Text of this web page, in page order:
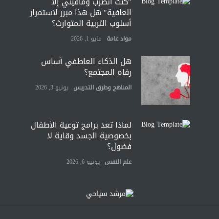
العافية" هل هذا مبرر لاستمرار
أسلوب التربية المتوارث؟
مواد عامة مايو 1, 2026
هل الذكاء العاطفي أساس
رفاه المجتمع؟
المناهج وطرق التدريس يونيو 3, 2026
لماذا تعد برامج توعية الأطفال
بخصوصية الجسد وقاية لا
فضول؟
علم النفس يونيو 6, 2026